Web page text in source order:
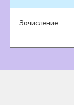
Зачисление